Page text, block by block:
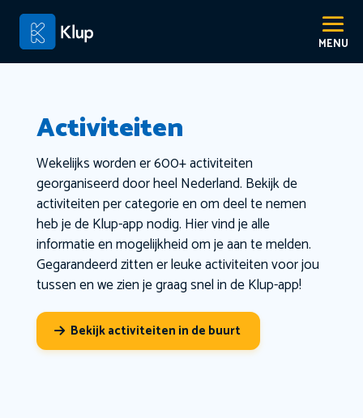
Activiteiten
Wekelijks worden er 600+ activiteiten
georganiseerd door heel Nederland. Bekijk de
activiteiten per categorie en om deel te nemen
heb je de Klup-app nodig. Hier vind je alle
informatie en mogelijkheid om je aan te melden.
Gegarandeerd zitten er leuke activiteiten voor jou
tussen en we zien je graag snel in de Klup-app!
Bekijk activiteiten in de buurt